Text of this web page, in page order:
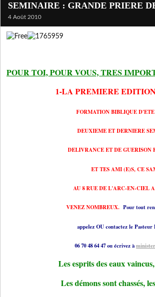
SEMINAIRE : GRANDE PRIERE
4 Août 2010
POUR TOI, POUR VOUS, TRES
1-LA PREMIERE
FORMATION BIBLIQUE D'ETE
DEUXIEME ET DERNIERE
DELIVRANCE ET DE
ET TES AMI (E)S, CE
AU 8 RUE DE L'ARC-EN-CIEL
VENEZ NOMBREUX. Pour tout
appelez OU contactez le Pasteur
06 70 48 64 47 ou écrivez à
Les esprits des eaux
Les démons sont chassés,